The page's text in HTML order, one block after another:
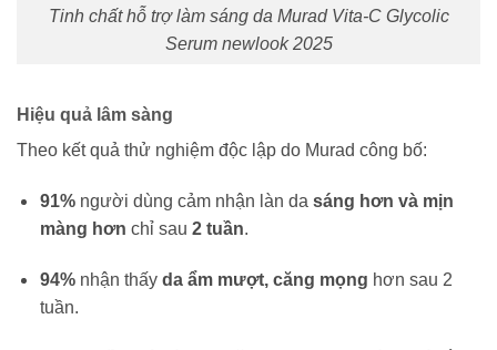
Tinh chất hỗ trợ làm sáng da Murad Vita-C Glycolic
Serum newlook 2025
Hiệu quả lâm sàng
Theo kết quả thử nghiệm độc lập do Murad công bố:
91%người dùng cảm nhận làn da sáng hơn và mịn
màng hơn chỉ sau 2 tuần.
94%nhận thấy da ẩm mượt, căng mọng hơn sau 2
tuần.